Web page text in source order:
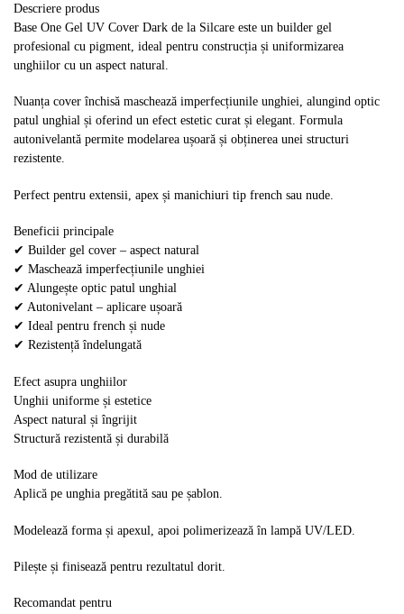
Descriere produs
Base One Gel UV Cover Dark de la Silcare este un builder gel
profesional cu pigment, ideal pentru construcția și uniformizarea
unghiilor cu un aspect natural.
Nuanța cover închisă maschează imperfecțiunile unghiei, alungind optic
patul unghial și oferind un efect estetic curat și elegant. Formula
autonivelantă permite modelarea ușoară și obținerea unei structuri
rezistente.
Perfect pentru extensii, apex și manichiuri tip french sau nude.
Beneficii principale
✔ Builder gel cover – aspect natural
✔ Maschează imperfecțiunile unghiei
✔ Alungește optic patul unghial
✔ Autonivelant – aplicare ușoară
✔ Ideal pentru french și nude
✔ Rezistență îndelungată
Efect asupra unghiilor
Unghii uniforme și estetice
Aspect natural și îngrijit
Structură rezistentă și durabilă
Mod de utilizare
Aplică pe unghia pregătită sau pe șablon.
Modelează forma și apexul, apoi polimerizează în lampă UV/LED.
Pilește și finisează pentru rezultatul dorit.
Recomandat pentru